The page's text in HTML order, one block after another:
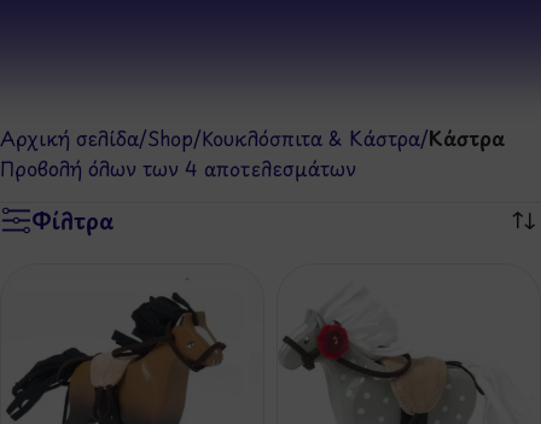
Αρχική σελίδα/Shop/Κουκλόσπιτα & Κάστρα/Κάστρα
Προβολή όλων των 4 αποτελεσμάτων
Φίλτρα